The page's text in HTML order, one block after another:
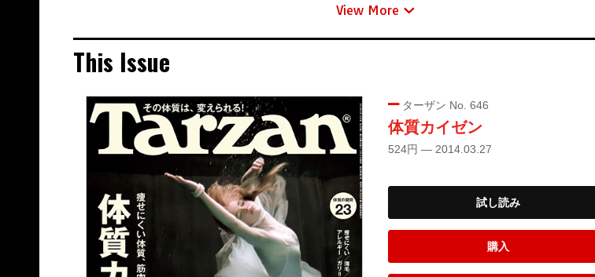
View More
This Issue
ターザン No. 646
体質カイゼン
524円 — 2014.03.27
試し読み
購入